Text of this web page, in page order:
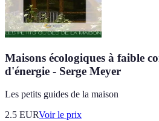
Maisons écologiques à faible
d'énergie - Serge Meyer
Les petits guides de la maison
2.5 EURVoir le prix